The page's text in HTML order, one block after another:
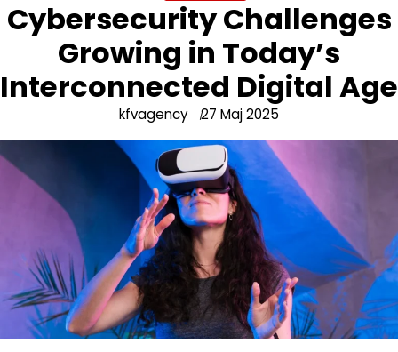
Cybersecurity Challenges
Growing in Today’s
Interconnected Digital Age
kfvagency 27 Maj 2025